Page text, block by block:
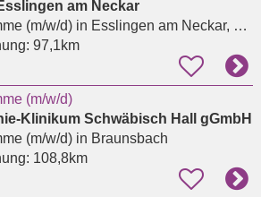
am Neckar
(m/w/d)in Esslingen am Neckar, Stadtmitte
97,1km
(m/w/d)
Klinikum Schwäbisch Hall gGmbH
(m/w/d)in Braunsbach
108,8km